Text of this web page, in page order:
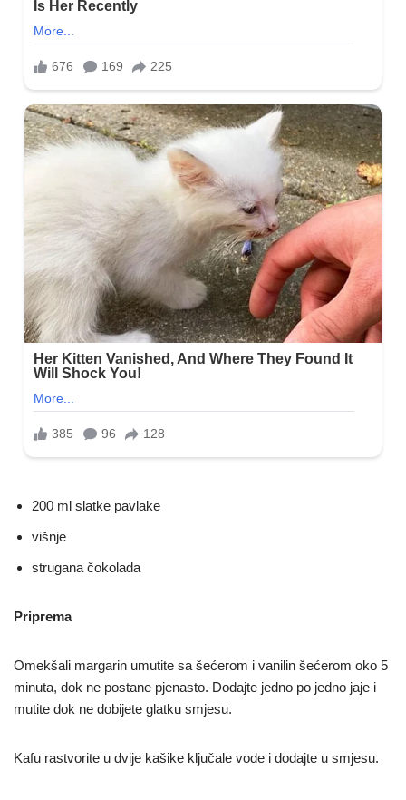
200 ml slatke pavlake
višnje
strugana čokolada
Priprema
Omekšali margarin umutite sa šećerom i vanilin šećerom oko 5
minuta, dok ne postane pjenasto. Dodajte jedno po jedno jaje i
mutite dok ne dobijete glatku smjesu.
Kafu rastvorite u dvije kašike ključale vode i dodajte u smjesu.